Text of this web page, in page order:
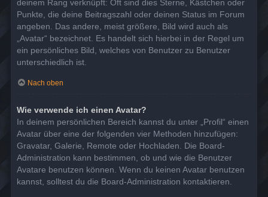
deinem Rang verknüpft: Oft sind dies Sterne, Kästchen oder
Punkte, die deine Beitragszahl oder deinen Status im Forum
angeben. Das andere, meist größere, Bild wird auch als
„Avatar“ bezeichnet. Es handelt sich hierbei in der Regel um
ein persönliches Bild, welches von Benutzer zu Benutzer
unterschiedlich ist.
Nach oben
Wie verwende ich einen Avatar?
In deinem persönlichen Bereich kannst du unter „Profil“ einen
Avatar über eine der folgenden vier Methoden hinzufügen:
Gravatar, Galerie, Remote oder Hochladen. Die Board-
Administration kann bestimmen, ob und wie die Benutzer
Avatare benutzen können. Wenn du keinen Avatar benutzen
kannst, solltest du die Board-Administration kontaktieren.